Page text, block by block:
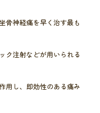
骨神経痛を早く治す最も
ク注射などが用いられる
用し、即効性のある痛み